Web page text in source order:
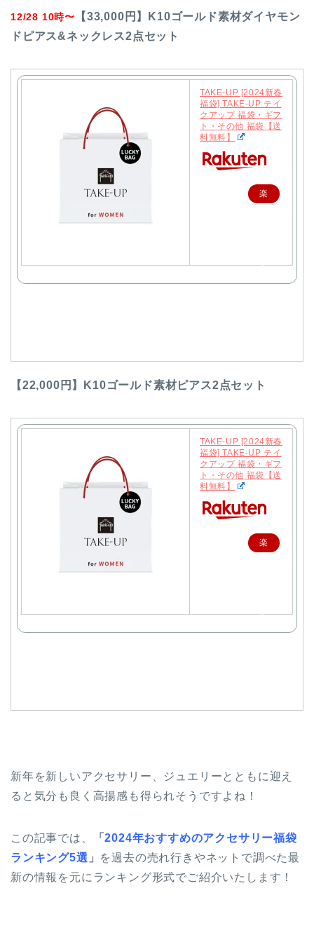
12/28 10時〜 【33,000円】K10ゴールド素材ダイヤモン
ドピアス&ネックレス2点セット
TAKE-UP [2024新春
福袋] TAKE-UP テイ
クアップ 福袋・ギフ
ト・その他 福袋【送
料無料】
楽
【22,000円】K10ゴールド素材ピアス2点セット
TAKE-UP [2024新春
福袋] TAKE-UP テイ
クアップ 福袋・ギフ
ト・その他 福袋【送
料無料】
楽
新年を新しいアクセサリー、ジュエリーとともに迎え
ると気分も良く高揚感も得られそうですよね！
この記事では、 「2024年おすすめのアクセサリー福袋
ランキング5選 」 を過去の売れ行きやネットで調べた最
新の情報を元にランキング形式でご紹介いたします！